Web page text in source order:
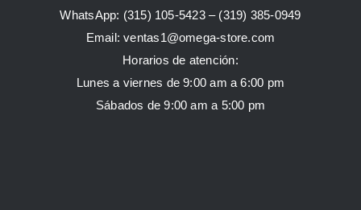
WhatsApp: (315) 105-5423 – (319) 385-0949
Email:ventas1@omega-store.com
Horarios de atención:
Lunes a viernes de 9:00 am a 6:00 pm
Sábados de 9:00 am a 5:00 pm